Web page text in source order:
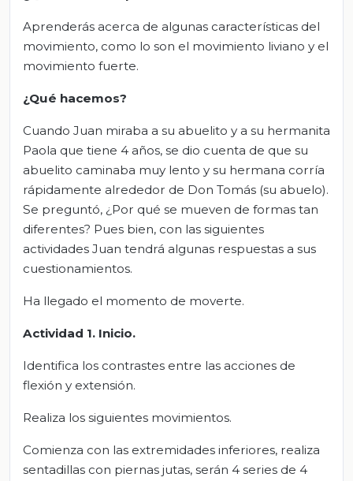
Aprenderás acerca de algunas características del
movimiento, como lo son el movimiento liviano y el
movimiento fuerte.
¿Qué hacemos?
Cuando Juan miraba a su abuelito y a su hermanita
Paola que tiene 4 años, se dio cuenta de que su
abuelito caminaba muy lento y su hermana corría
rápidamente alrededor de Don Tomás (su abuelo).
Se preguntó, ¿Por qué se mueven de formas tan
diferentes? Pues bien, con las siguientes
actividades Juan tendrá algunas respuestas a sus
cuestionamientos.
Ha llegado el momento de moverte.
Actividad 1. Inicio.
Identifica los contrastes entre las acciones de
flexión y extensión.
Realiza los siguientes movimientos.
Comienza con las extremidades inferiores, realiza
sentadillas con piernas jutas, serán 4 series de 4